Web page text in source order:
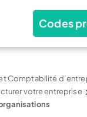
Codes
Comptabilité
votre entreprise